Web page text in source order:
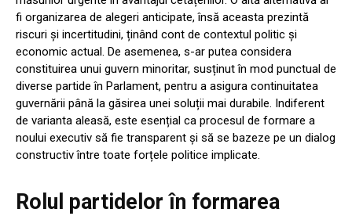
fi organizarea de alegeri anticipate, însă aceasta prezintă
riscuri și incertitudini, ținând cont de contextul politic și
economic actual. De asemenea, s-ar putea considera
constituirea unui guvern minoritar, susținut în mod punctual de
diverse partide în Parlament, pentru a asigura continuitatea
guvernării până la găsirea unei soluții mai durabile. Indiferent
de varianta aleasă, este esențial ca procesul de formare a
noului executiv să fie transparent și să se bazeze pe un dialog
constructiv între toate forțele politice implicate.
Rolul partidelor în formarea